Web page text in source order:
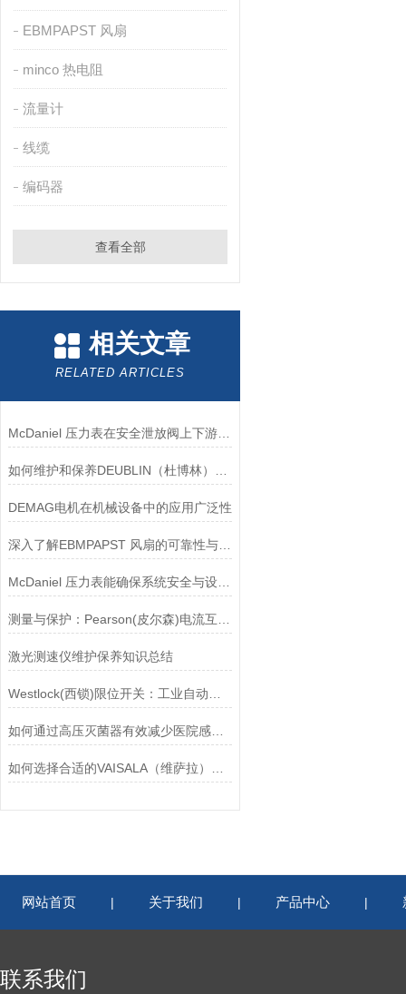
EBMPAPST 风扇
minco 热电阻
流量计
线缆
编码器
查看全部
相关文章
RELATED ARTICLES
McDaniel 压力表在安全泄放阀上下游压力监测中的应用
DEMAG电机在机械设备中的应用广泛性
深入了解EBMPAPST 风扇的可靠性与耐用性
McDaniel 压力表能确保系统安全与设备寿命延长
激光测速仪维护保养知识总结
如何通过高压灭菌器有效减少医院感染风险？
网站首页 | 关于我们 | 产品中心 |
联系我们